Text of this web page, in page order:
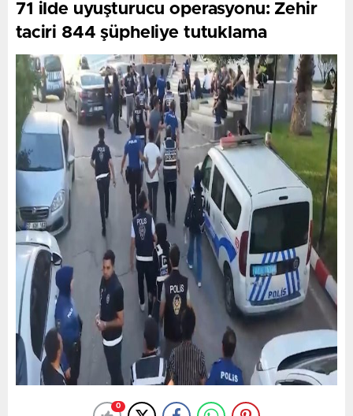
caydırıcılığı, koordinasyonu ve entegrasyonu
güçlendireceğinin altını çizen Bin Selman, şunları
kaydetti:
“Mekke Ortak Savunma Anlaşması, bölgenin ve
dünyanın güvenlik ile istikrarına katkı sağlayan uzun
vadeli bir savunma ortaklığının çerçevesini
oluşturmaktadır.”
71 ilde uyuşturucu operasyonu: Zehir
taciri 844 şüpheliye tutuklama
0